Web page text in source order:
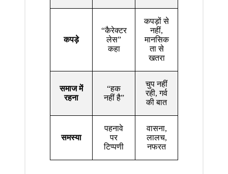
कपड़े
“कैरेक्टर
लेस”
कहा
कपड़ों से
नहीं,
मानसिक
ता से
खतरा
समाज में
रहना
“हक
नहीं है”
चुप नहीं
रही, गर्व
की बात
समस्या
पहनावे
पर
टिप्पणी
वासना,
लालच,
नफरत